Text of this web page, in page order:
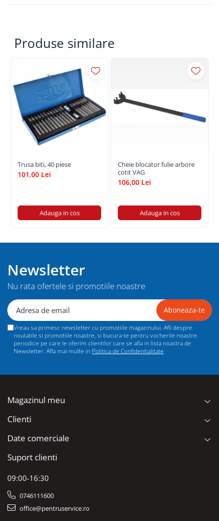
Produse similare
Trusa biti, 40 piese
101,00 Lei
Adauga in cos
Cheie blocator fulie arbore
cotit VAG
106,00 Lei
Adauga in cos
Newsletter
Nu rata ofertele si promotiile noastre
Vreau sa primesc newsletter cu promotiile magazinului. Afli despre
noutatile si promotiile noastre, si bucura-te pentru vocherile noastre
periodice pe care le oferim clientilor care se afla in lista noastra de
Newsletter. Afla mai multe in Politica de Confidentialitate
Magazinul meu
Clienti
Date comerciale
Suport clienti
09:00-16:30
0746111600
office@pentruservice.ro